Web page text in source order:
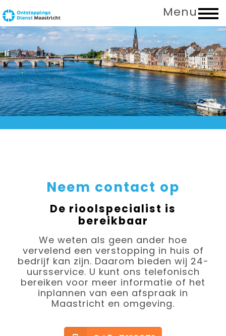
Menu
Neem contact op
De rioolspecialist is
bereikbaar
We weten als geen ander hoe
vervelend een verstopping in huis of
bedrijf kan zijn. Daarom bieden wij 24-
uursservice. U kunt ons telefonisch
bereiken voor meer informatie of het
inplannen van een afspraak in
Maastricht en omgeving.